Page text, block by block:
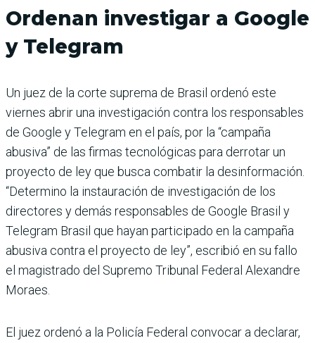
Ordenan investigar a Google
y Telegram
Un juez de la corte suprema de Brasil ordenó este
viernes abrir una investigación contra los responsables
de Google y Telegram en el país, por la “campaña
abusiva” de las firmas tecnológicas para derrotar un
proyecto de ley que busca combatir la desinformación.
“Determino la instauración de investigación de los
directores y demás responsables de Google Brasil y
Telegram Brasil que hayan participado en la campaña
abusiva contra el proyecto de ley”, escribió en su fallo
el magistrado del Supremo Tribunal Federal Alexandre
Moraes.
El juez ordenó a la Policía Federal convocar a declarar,